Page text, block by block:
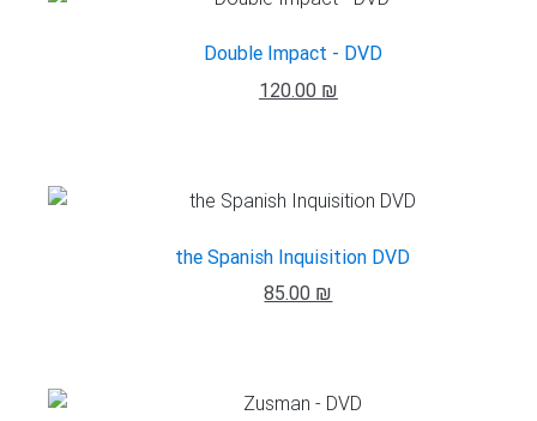
Double Impact - DVD
120.00 ₪
the Spanish Inquisition DVD
85.00 ₪